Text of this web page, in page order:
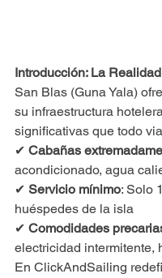
Introducción: La
San Blas (Guna Yala)
su infraestructura
significativas que todo
✔ Cabañas
acondicionado, agua
✔ Servicio mínimo: Solo
huéspedes de la isla
✔ Comodidades
electricidad intermitente,
En ClickAndSailing